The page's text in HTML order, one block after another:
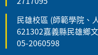
民雄校區 (師範學院、
621302嘉義縣民雄鄉
05-2060598